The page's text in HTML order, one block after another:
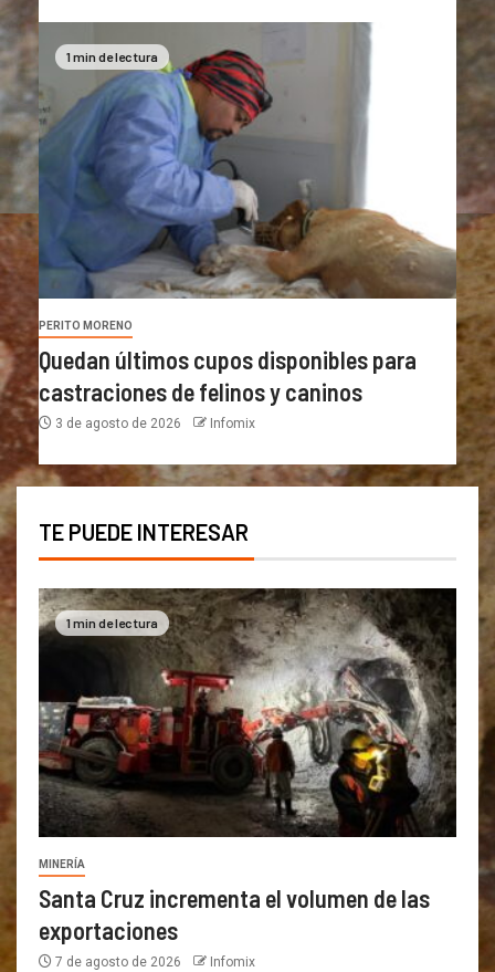
1 min de lectura
PERITO MORENO
Quedan últimos cupos disponibles para
castraciones de felinos y caninos
3 de agosto de 2026 Infomix
TE PUEDE INTERESAR
1 min de lectura
MINERÍA
Santa Cruz incrementa el volumen de las
exportaciones
7 de agosto de 2026 Infomix